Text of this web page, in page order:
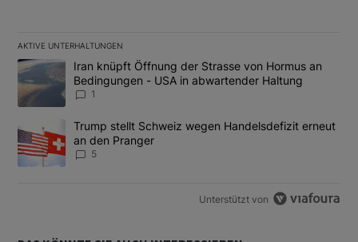
AKTIVE UNTERHALTUNGEN
Das Folgende ist eine Liste der am meisten kommentierten
Ein Trendartikel mit dem Titel "Iran knüpft Öffnung der Strasse
Iran knüpft Öffnung der Strasse von Hormus an
Bedingungen - USA in abwartender Haltung
1
Ein Trendartikel mit dem Titel "Trump stellt Schweiz wegen
Trump stellt Schweiz wegen Handelsdefizit erneut
an den Pranger
5
Unterstützt von